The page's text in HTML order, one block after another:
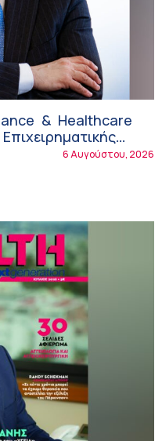
& Healthcare
HHG6 Αυγούστου, 2026